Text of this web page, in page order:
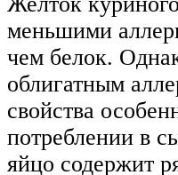
меньшими
чем белок.
облигатным
свойства
потреблении в
яйцо содержит